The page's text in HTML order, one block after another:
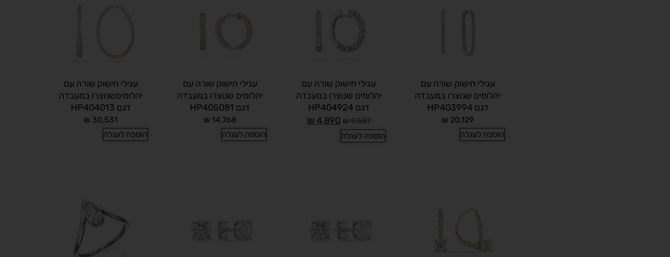
עגילי חישוק שורה עם
יהלומים שנוצרו במעבדה
דגם HP403994
₪ 20,129
הוספה לעגלה
עגילי חישוק שורה עם
יהלומים שנוצרו במעבדה
דגם HP404924
₪9,587
₪ 4,890
הוספה לעגלה
עגילי חישוק שורה עם
יהלומים שנוצרו במעבדה
דגם HP405081
₪ 14,768
הוספה לעגלה
עגילי חישוק שורה עם
יהלומיםשנוצרו במעבדה
דגם HP404013
₪ 30,531
הוספה לעגלה